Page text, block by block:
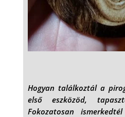
Hogyan találkoztál a
első eszközöd,
Fokozatosan